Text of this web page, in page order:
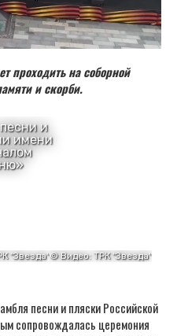
проходить на соборной
и скорби.
песни и пляски Российской
сопровождалась церемония